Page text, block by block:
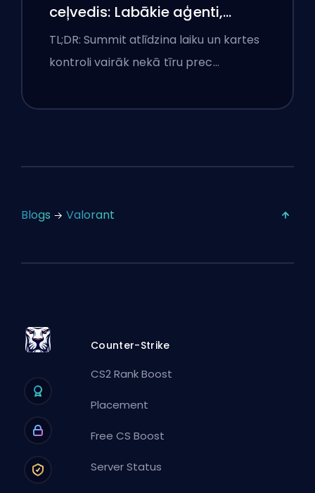
ceļvedis: Labākie aģenti,
izsaukumi un dūmi
TL;DR: Summit atlīdzina laiku un kartes
kontroli vairāk nekā tīru prec…
Blogs Valorant
Counter-Strike
CS2 Rank Boost
Placement
Free CS Boost
Server Status